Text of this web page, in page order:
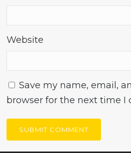
Website
Save my name, email,
browser for the next time I